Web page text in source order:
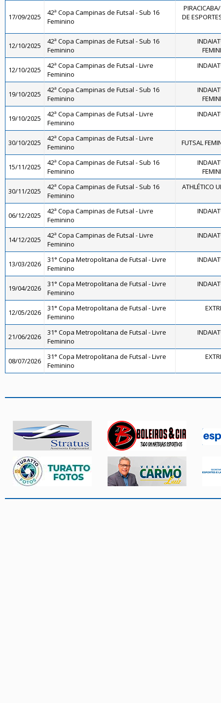
17/09/2025
42ª Copa Campinas de Futsal - Sub 16
Feminino
DE
12/10/2025
42ª Copa Campinas de Futsal - Sub 16
Feminino
12/10/2025
42ª Copa Campinas de Futsal - Livre
Feminino
19/10/2025
42ª Copa Campinas de Futsal - Sub 16
Feminino
19/10/2025
42ª Copa Campinas de Futsal - Livre
Feminino
30/10/2025
42ª Copa Campinas de Futsal - Livre
Feminino
FUTSAL
15/11/2025
42ª Copa Campinas de Futsal - Sub 16
Feminino
30/11/2025
42ª Copa Campinas de Futsal - Sub 16
Feminino
ATHLÉTICO
06/12/2025
42ª Copa Campinas de Futsal - Livre
Feminino
14/12/2025
42ª Copa Campinas de Futsal - Livre
Feminino
13/03/2026
31° Copa Metropolitana de Futsal - Livre
Feminino
19/04/2026
31° Copa Metropolitana de Futsal - Livre
Feminino
12/05/2026
31° Copa Metropolitana de Futsal - Livre
Feminino
21/06/2026
31° Copa Metropolitana de Futsal - Livre
Feminino
08/07/2026
31° Copa Metropolitana de Futsal - Livre
Feminino